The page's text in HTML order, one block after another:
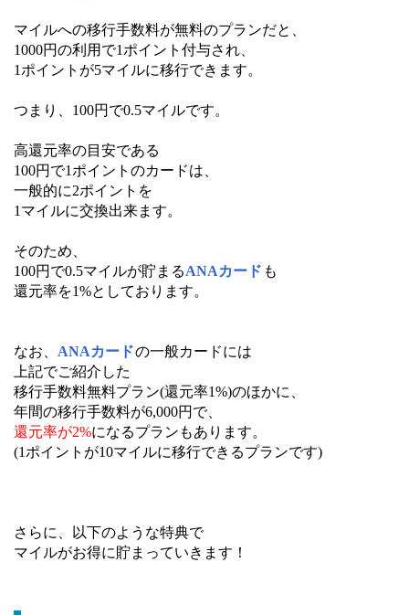
マイルへの移行手数料が無料のプランだと、
1000円の利用で1ポイント付与され、
1ポイントが5マイルに移行できます。
つまり、100円で0.5マイルです。
高還元率の目安である
100円で1ポイントのカードは、
一般的に2ポイントを
1マイルに交換出来ます。
そのため、
100円で0.5マイルが貯まるANAカード も
還元率を1%としております。
なお、 ANAカードの一般カードには
上記でご紹介した
移行手数料無料プラン(還元率1%)のほかに、
年間の移行手数料が6,000円で、
還元率が2%になるプランもあります。
(1ポイントが10マイルに移行できるプランです)
さらに、以下のような特典で
マイルがお得に貯まっていきます！